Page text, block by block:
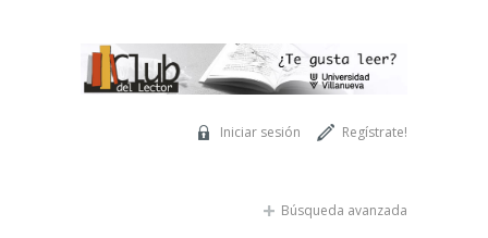
Regístrate!
Iniciar sesión
Búsqueda avanzada